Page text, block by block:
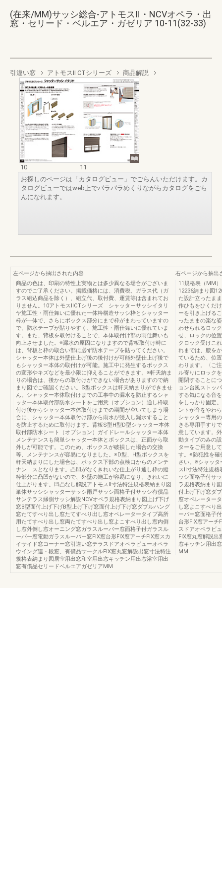
(在来/MM)サッシ総合-アトモスⅡ・NCVオペラ・出
窓・セリード・ベルエア・ガゼリア 10-11(32-33)
引違い窓 アトモスⅡ CTシリーズ 商品解説
10
11
お探しのページは「カタログビュー」でごらんいただけます。カ
タログビューではweb上でパラパラめくりながらカタログをごら
んになれます。
左ページから抽出された内容
商品の色は、印刷の特性上実物とは多少異なる場合がございま
すのでご了承ください。掲載価格には、消費税、ガラス代（ガ
ラス組込商品を除く）、組立代、取付費、運賃等は含まれてお
りません。10アトモスⅡCTシリーズ シャッターサッシイタリ
ヤ施工性・雨仕舞いに優れた一体枠構造サッシ枠とシャッター
枠が一体で、さらにボックス部分にまで枠がまわっていますの
で、防水テープが貼りやすく、施工性・雨仕舞いに優れていま
す。また、背板を取付けることで、本体取付け部の雨仕舞いも
向上させました。※漏水の原因になりますので背板取付け時に
は、背板と枠の取合い部に必ず防水テープを貼ってください。
シャッター本体は外壁仕上げ後の後付けが可能外壁仕上げ後で
もシャッター本体の取付けが可能。施工中に発生するボックス
の変形やキズなどを最小限に抑えることができます。※軒天納ま
りの場合は、後からの取付けができない場合がありますので納
まり図でご確認ください。S型ボックスは軒天納まりができませ
ん。シャッター本体取付けまでの工事中の漏水を防止するシャ
ッター本体取付部防水シートをご用意（オプション）通し枠取
付け後からシャッター本体取付けまでの期間が空いてしまう場
合に、シャッター本体取付け部から雨水が浸入し漏水すること
を防止するために取付けます。背板S型H型D型シャッター本体
取付部防水シート（オプション）ガイドレールシャッター本体
メンテナンスも簡単シャッター本体とボックスは、正面から取
外しが可能です。このため、ボックスが破損した場合の交換
等、メンテナンスが容易になりました。※D型、H型ボックスを
軒天納まりにした場合は、ボックス下部の点検口からのメンテ
ナン スとなります。凸凹がなくきれいな仕上がり通し枠の縦
枠部分に凸凹がないので、外壁の施工が容易になり、きれいに
仕上がります。凹凸なし解説アトモスⅡ寸法特注規格表納まり図
単体サッシシャッターサッシ雨戸サッシ面格子付サッシ有償品
サンテラス縁側サッシ解説NCVオペラ規格表納まり図上げ下げ
窓B型面付上げ下げB型上げ下げ窓面付上げ下げ窓ダブルハング
窓たてすべり出し窓たてすべり出し窓オペレータータイプ高所
用たてすべり出し窓両たてすべり出し窓よこすべり出し窓内倒
し窓外倒し窓オーニング窓ガラスルーバー窓面格子付ガラスル
ーバー窓電動ガラスルーバー窓FIX窓台形FIX窓アーチFIX窓スカ
イサイド窓コーナー窓引違い窓テラスドアオペラビューオペラ
ウイング連・段窓、有償品サークルFIX窓丸窓解説出窓寸法特注
規格表納まり図居室用出窓和室用出窓キッチン用出窓浴室用出
窓有償品セリードベルエアガゼリアMM
右ページから抽出
11規格表（MM
12236納まり図
た設計立ったま
作ひもをひくだ
ーを引き上げる
ったままの楽な
わせられるロッ
せ、ロックの位
クロック受けこ
れまでは、腰を
ているため、位
わります。〈ご
ル寄りにロック
開閉することに
ョン台風ストッ
する気になる音
をしっかり固定
ントが音をやわ
シャッター専用
きる専用手すり
意しています
動タイプのみの
ターをご用意し
す。※防犯性を確
さい。※シャッタ
スⅡ寸法特注規格
ッシ面格子付サ
ラ規格表納まり
付上げ下げ窓ダ
窓オペレーター
し窓よこすべり
ーバー窓面格子
台形FIX窓アーチ
スドアオペラビ
FIX窓丸窓解説出
窓キッチン用出
MM